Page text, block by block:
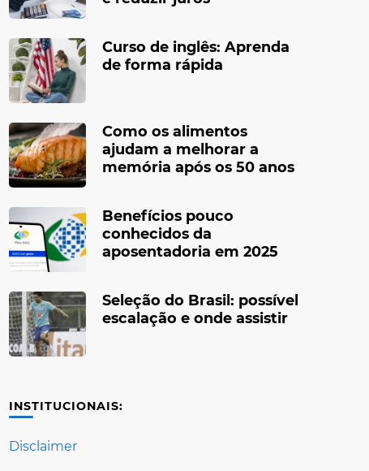
Curso de inglês: Aprenda
de forma rápida
Como os alimentos
ajudam a melhorar a
memória após os 50 anos
Benefícios pouco
conhecidos da
aposentadoria em 2025
Seleção do Brasil: possível
escalação e onde assistir
INSTITUCIONAIS:
Disclaimer